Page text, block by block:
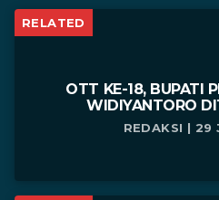
RELATED
OTT KE-18, BUPATI
WIDIYANTORO
REDAKSI | 29